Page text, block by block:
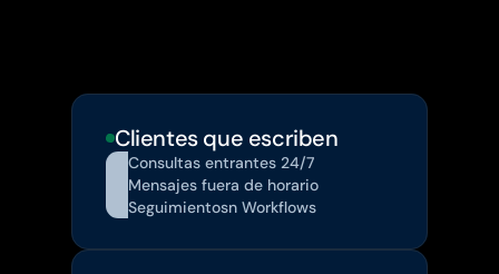
Clientes que escriben
Consultas entrantes 24/7
Mensajes fuera de horario
Seguimientosn Workflows